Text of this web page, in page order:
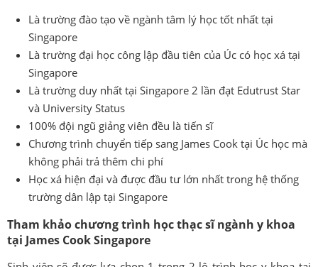
Là trường đào tạo về ngành tâm lý học tốt nhất tại
Singapore
Là trường đại học công lập đầu tiên của Úc có học xá tại
Singapore
Là trường duy nhất tại Singapore 2 lần đạt Edutrust Star
và University Status
100% đội ngũ giảng viên đều là tiến sĩ
Chương trình chuyển tiếp sang James Cook tại Úc học mà
không phải trả thêm chi phí
Học xá hiện đại và được đầu tư lớn nhất trong hệ thống
trường dân lập tại Singapore
Tham khảo chương trình học thạc sĩ ngành y khoa
tại James Cook Singapore